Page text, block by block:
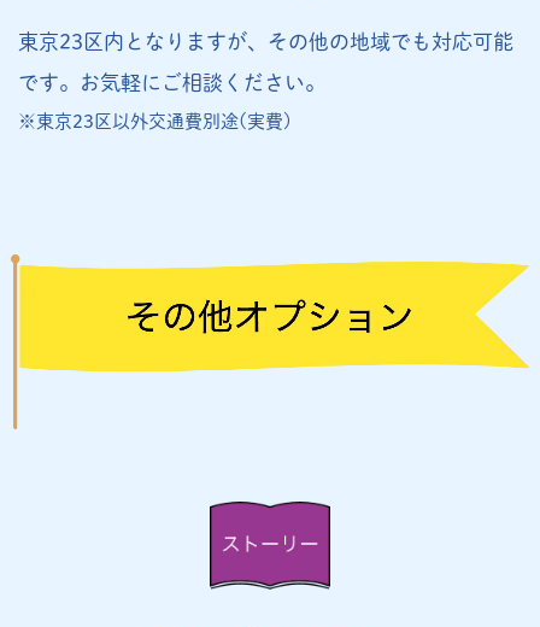
東京23区内となりますが、その他の地域でも対応可能
です。お気軽にご相談ください。
※東京23区以外交通費別途(実費)